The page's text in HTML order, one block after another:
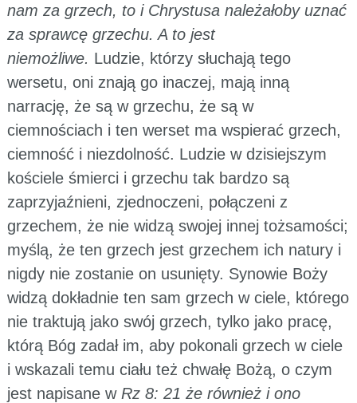
nam za grzech, to i Chrystusa należałoby uznać
za sprawcę grzechu. A to jest
niemożliwe. Ludzie, którzy słuchają tego
wersetu, oni znają go inaczej, mają inną
narrację, że są w grzechu, że są w
ciemnościach i ten werset ma wspierać grzech,
ciemność i niezdolność. Ludzie w dzisiejszym
kościele śmierci i grzechu tak bardzo są
zaprzyjaźnieni, zjednoczeni, połączeni z
grzechem, że nie widzą swojej innej tożsamości;
myślą, że ten grzech jest grzechem ich natury i
nigdy nie zostanie on usunięty. Synowie Boży
widzą dokładnie ten sam grzech w ciele, którego
nie traktują jako swój grzech, tylko jako pracę,
którą Bóg zadał im, aby pokonali grzech w ciele
i wskazali temu ciału też chwałę Bożą, o czym
jest napisane w Rz 8: 21 że również i ono